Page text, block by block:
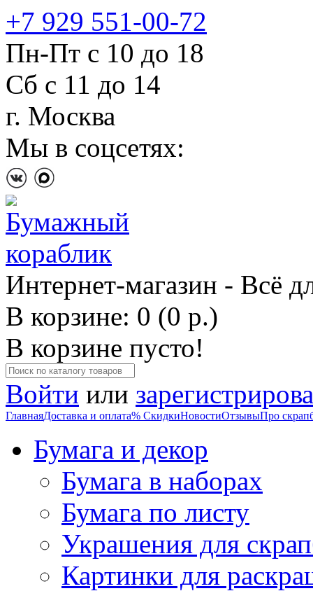
+7 929 551-00-72
Пн-Пт с 10 до 18
Сб с 11 до 14
г. Москва
Мы в соцсетях:
Интернет-магазин - Всё
В корзине: 0 (0 р.)
В корзине пусто!
Войти или
ГлавнаяДоставка и оплата% СкидкиНовостиОтзывыПро
Бумага и декор
Бумага в наборах
Бумага по листу
Украшения для
Картинки для